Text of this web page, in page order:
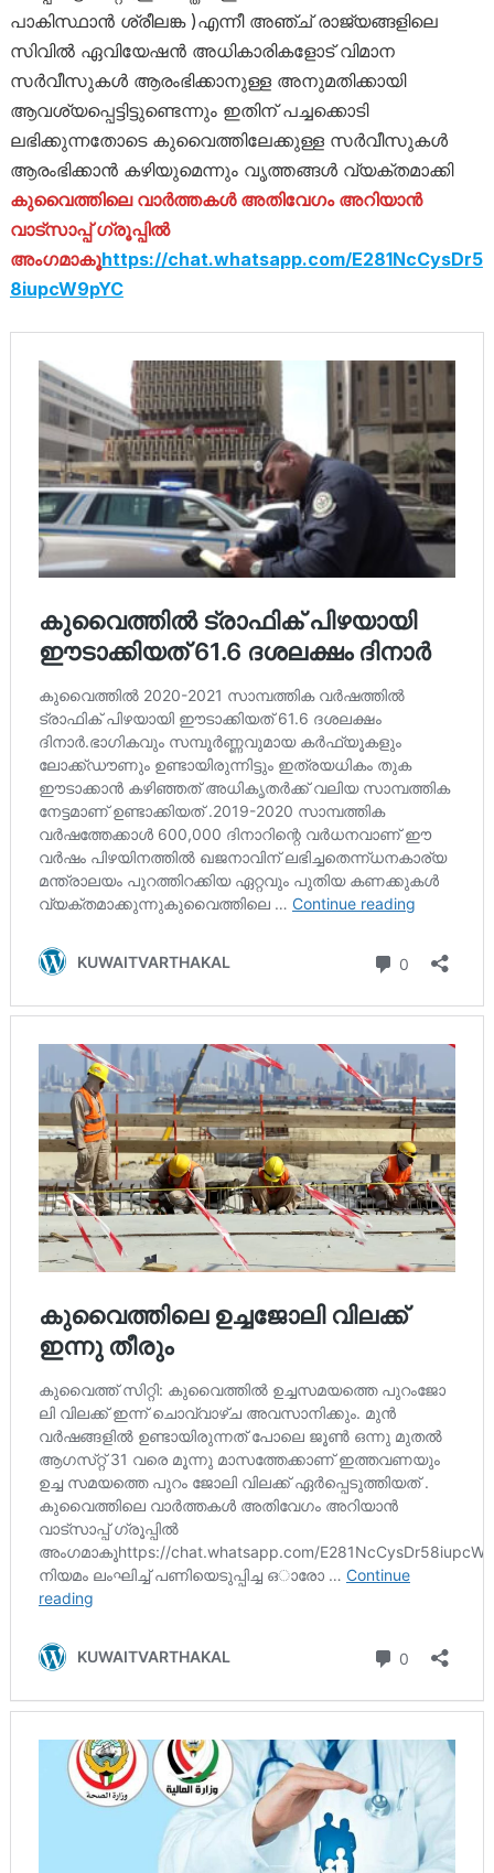
പാകിസ്ഥാൻ ശ്രീലങ്ക )എന്നീ അഞ്ച് രാജ്യങ്ങളിലെ
സിവിൽ ഏവിയേഷൻ അധികാരികളോട് വിമാന
സർവീസുകൾ ആരംഭിക്കാനുള്ള അനുമതിക്കായി
ആവശ്യപ്പെട്ടിട്ടുണ്ടെന്നും ഇതിന് പച്ചക്കൊടി
ലഭിക്കുന്നതോടെ കുവൈത്തിലേക്കുള്ള സർവീസുകൾ
ആരംഭിക്കാൻ കഴിയുമെന്നും വൃത്തങ്ങൾ വ്യക്തമാക്കി
കുവൈത്തിലെ വാർത്തകൾ അതിവേഗം അറിയാൻ
വാട്സാപ്പ് ഗ്രൂപ്പിൽ
അംഗമാകൂhttps://chat.whatsapp.com/E281NcCysDr5
8iupcW9pYC